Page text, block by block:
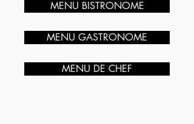
MENU BISTRONOME
MENU GASTRONOME
MENU DE CHEF